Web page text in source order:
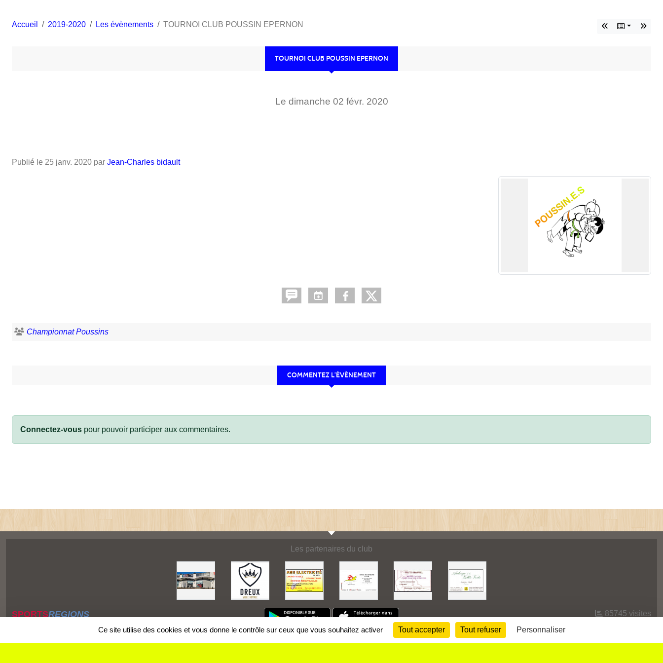
Accueil 2019-2020 Les évènements TOURNOI CLUB POUSSIN EPERNON
TOURNOI CLUB POUSSIN EPERNON
Le dimanche 02 févr. 2020
Publié le 25 janv. 2020 par Jean-Charles bidault
Championnat Poussins
COMMENTEZ L’ÉVÈNEMENT
Connectez-vous pour pouvoir participer aux commentaires.
Les partenaires du club
SPORTSREGIONS 85745 visites
Ce site utilise des cookies et vous donne le contrôle sur ceux que vous souhaitez activer Tout accepter Tout refuser Personnaliser